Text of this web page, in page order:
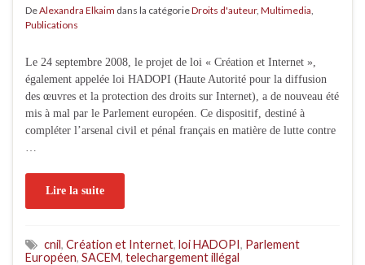
DeAlexandra Elkaim dans la catégorieDroits d'auteur, Multimedia
Publications
Le 24 septembre 2008, le projet de loi « Création et Internet »,
également appelée loi HADOPI (Haute Autorité pour la diffusion
des œuvres et la protection des droits sur Internet), a de nouveau été
mis à mal par le Parlement européen. Ce dispositif, destiné à
compléter l’arsenal civil et pénal français en matière de lutte contre
Lire la suite
cnil, Création et Internet, loi HADOPI, Parlement
Européen, SACEM, telechargement illégal